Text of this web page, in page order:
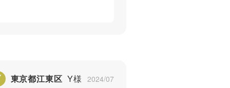
東京都江東区 Y様 2024/07